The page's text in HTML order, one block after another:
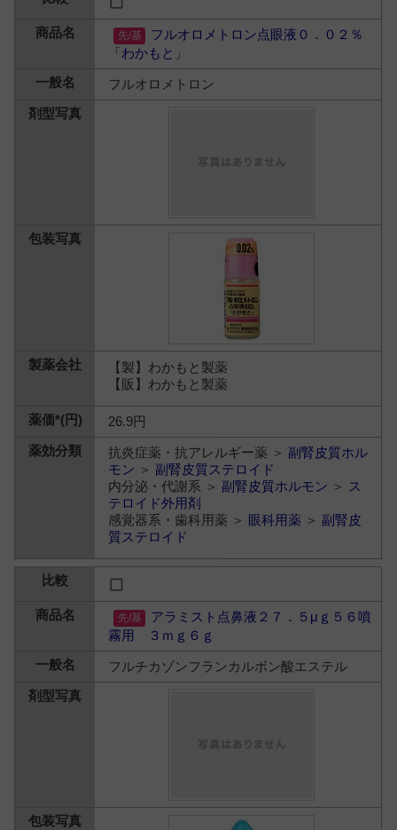
フルオロメトロン点眼液０．０２％
「わかもと」
フルオロメトロン
【製】わかもと製薬
【販】わかもと製薬
26.9円
抗炎症薬・抗アレルギー薬 ＞ 副腎皮質ホル
モン ＞ 副腎皮質ステロイド
内分泌・代謝系 ＞ 副腎皮質ホルモン ＞ ス
テロイド外用剤
感覚器系・歯科用薬 ＞ 眼科用薬 ＞ 副腎皮
質ステロイド
アラミスト点鼻液２７．５μｇ５６噴
霧用 ３ｍｇ６ｇ
フルチカゾンフランカルボン酸エステル